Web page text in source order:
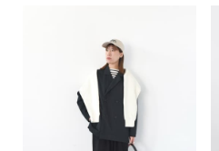
商品タイプ
通常商品